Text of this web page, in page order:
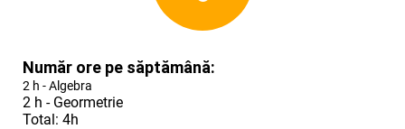
Număr ore pe săptămână:
2 h - Algebra
2 h - Geormetrie
Total: 4h